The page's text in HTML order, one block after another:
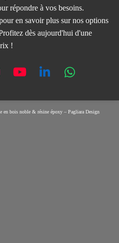
répondre à vos besoins.
en savoir plus sur nos options
dès aujourd'hui d'une
!
Y
u
T
L
n
k
W
a
t
en bois noble & résine époxy – Pagliara Design